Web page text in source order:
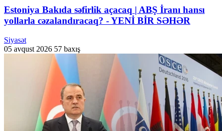
Estoniya Bakıda səfirlik açacaq | ABŞ İranı hansı
yollarla cəzalandıracaq? - YENİ BİR SƏHƏR
Siyasət
05 avqust 2026 57 baxış